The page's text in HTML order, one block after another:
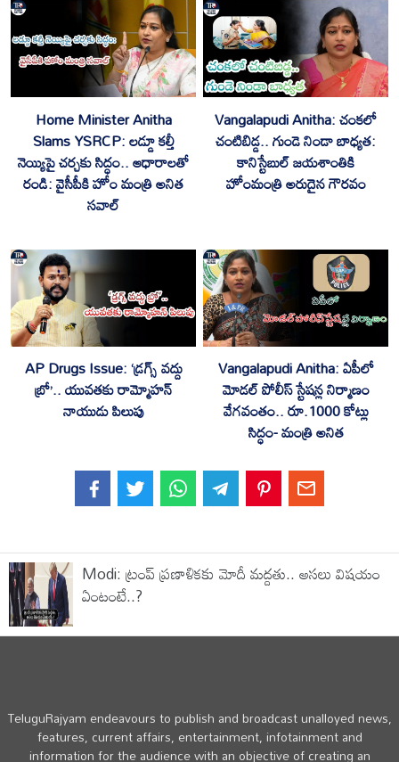
Home Minister Anitha
Slams YSRCP: లడ్డూ కల్తీ
నెయ్యిపై చర్చకు సిద్ధం.. ఆధారాలతో
రండి: వైసీపీకి హోం మంత్రి అనిత
సవాల్
Vangalapudi Anitha: చంకలో
చంటిబిడ్డ.. గుండె నిండా బాధ్యత:
కానిస్టేబుల్ జయశాంతికి
హోంమంత్రి అరుదైన గౌరవం
AP Drugs Issue: ‘డ్రగ్స్ వద్దు
బ్రో’.. యువతకు రామ్మోహన్
నాయుడు పిలుపు
Vangalapudi Anitha: ఏపీలో
మోడల్ పోలీస్ స్టేషన్ల నిర్మాణం
వేగవంతం.. రూ.1000 కోట్లు
సిద్ధం- మంత్రి అనిత
Modi: ట్రంప్ ప్రణాళికకు మోదీ మద్దతు.. అసలు విషయం
ఏంటంటే..?
TeluguRajyam endeavours to publish and broadcast unalloyed news,
features, current affairs, entertainment, infotainment and
information for the audience with an objective of creating an